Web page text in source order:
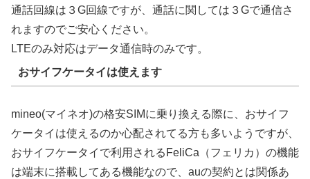
通話回線は３G回線ですが、通話に関しては３Gで通信さ
れますのでご安心ください。
LTEのみ対応はデータ通信時のみです。
おサイフケータイは使えます
mineo(マイネオ)の格安SIMに乗り換える際に、おサイフ
ケータイは使えるのか心配されてる方も多いようですが、
おサイフケータイで利用されるFeliCa（フェリカ）の機能
は端末に搭載してある機能なので、auの契約とは関係あ